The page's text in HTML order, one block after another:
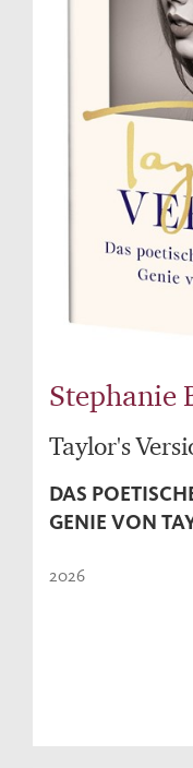
Stephanie
Taylor's
DAS
GENIE VON
2026